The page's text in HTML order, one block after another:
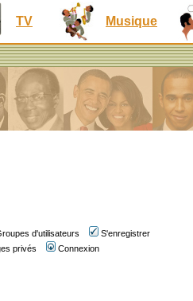
TV Musique
d'utilisateurs
S'enregistrer
privés Connexion